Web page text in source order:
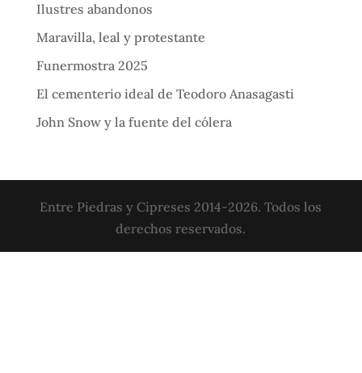
Ilustres abandonos
Maravilla, leal y protestante
Funermostra 2025
El cementerio ideal de Teodoro Anasagasti
John Snow y la fuente del cólera
Entre Piedras y Cipreses 2014-2026. Todos los
derechos reservados.